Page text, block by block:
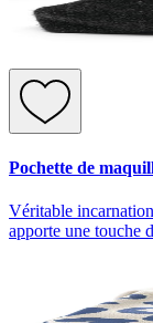
Pochette de
Véritable
apporte une touche